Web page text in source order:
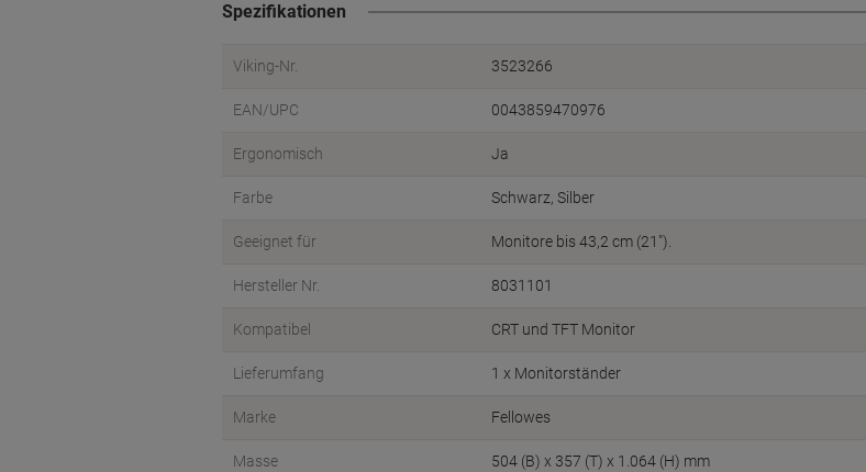
Spezifikationen
Viking-Nr. 3523266
EAN/UPC 0043859470976
Ergonomisch Ja
Farbe Schwarz, Silber
Geeignet für Monitore bis 43,2 cm (21").
Hersteller Nr. 8031101
Kompatibel CRT und TFT Monitor
Lieferumfang 1 x Monitorständer
Marke Fellowes
Masse 504 (B) x 357 (T) x 1.064 (H) mm